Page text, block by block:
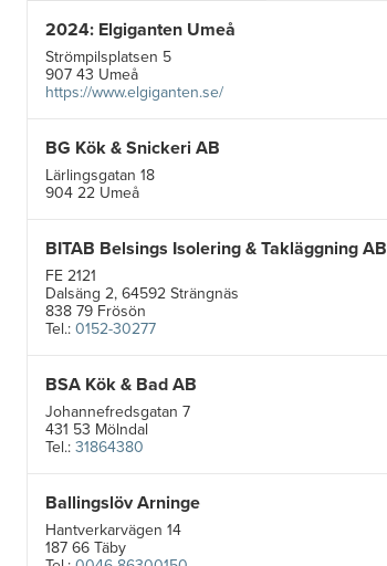
2024: Elgiganten Umeå
Strömpilsplatsen 5
907 43 Umeå
https://www.elgiganten.se/
BG Kök & Snickeri AB
Lärlingsgatan 18
904 22 Umeå
BITAB Belsings Isolering & Takläggning AB
FE 2121
Dalsäng 2, 64592 Strängnäs
838 79 Frösön
Tel.: 0152-30277
BSA Kök & Bad AB
Johannefredsgatan 7
431 53 Mölndal
Tel.: 31864380
Ballingslöv Arninge
Hantverkarvägen 14
187 66 Täby